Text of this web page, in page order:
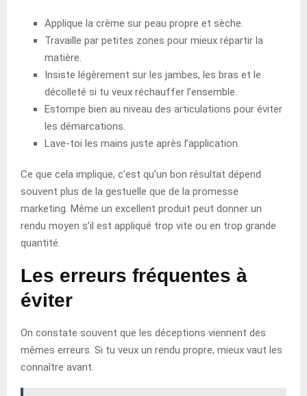
Applique la crème sur peau propre et sèche.
Travaille par petites zones pour mieux répartir la
matière.
Insiste légèrement sur les jambes, les bras et le
décolleté si tu veux réchauffer l’ensemble.
Estompe bien au niveau des articulations pour éviter
les démarcations.
Lave-toi les mains juste après l’application.
Ce que cela implique, c’est qu’un bon résultat dépend
souvent plus de la gestuelle que de la promesse
marketing. Même un excellent produit peut donner un
rendu moyen s’il est appliqué trop vite ou en trop grande
quantité.
Les erreurs fréquentes à
éviter
On constate souvent que les déceptions viennent des
mêmes erreurs. Si tu veux un rendu propre, mieux vaut les
connaître avant.